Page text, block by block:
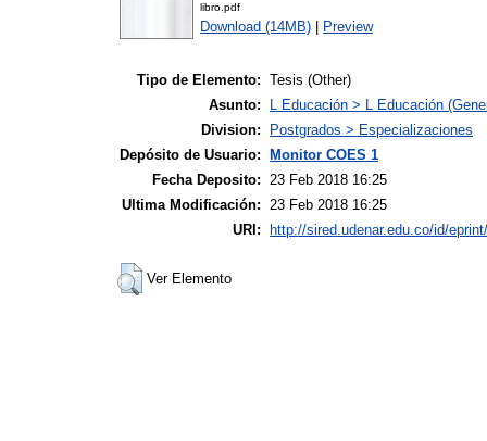
libro.pdf
Download (14MB) Preview
Tipo de Elemento: Tesis (Other)
Asunto:
L Educación > L Educación
Division:
Postgrados > Especializaciones
Depósito de Usuario:
Monitor COES 1
Fecha Deposito: 23 Feb 2018 16:25
Ultima Modificación: 23 Feb 2018 16:25
URI:
http://sired.udenar.edu.co/id/
Ver Elemento